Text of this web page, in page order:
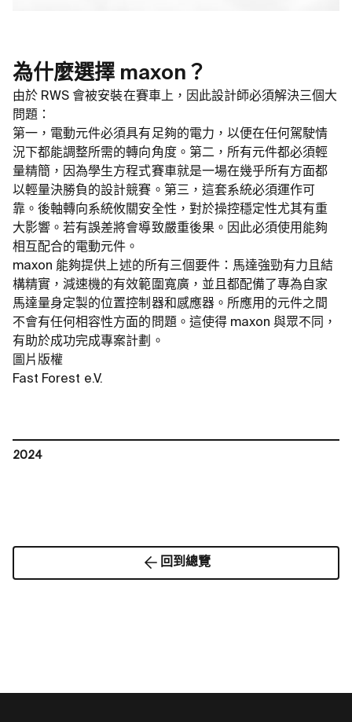
為什麼選擇 maxon？
由於 RWS 會被安裝在賽車上，因此設計師必須解決三個大
問題：
第一，電動元件必須具有足夠的電力，以便在任何駕駛情
況下都能調整所需的轉向角度。第二，所有元件都必須輕
量精簡，因為學生方程式賽車就是一場在幾乎所有方面都
以輕量決勝負的設計競賽。第三，這套系統必須運作可
靠。後軸轉向系統攸關安全性，對於操控穩定性尤其有重
大影響。若有誤差將會導致嚴重後果。因此必須使用能夠
相互配合的電動元件。
maxon 能夠提供上述的所有三個要件：馬達強勁有力且結
構精實，減速機的有效範圍寬廣，並且都配備了專為自家
馬達量身定製的位置控制器和感應器。所應用的元件之間
不會有任何相容性方面的問題。這使得 maxon 與眾不同，
有助於成功完成專案計劃。
圖片版權
Fast Forest e.V.
2024
回到總覽